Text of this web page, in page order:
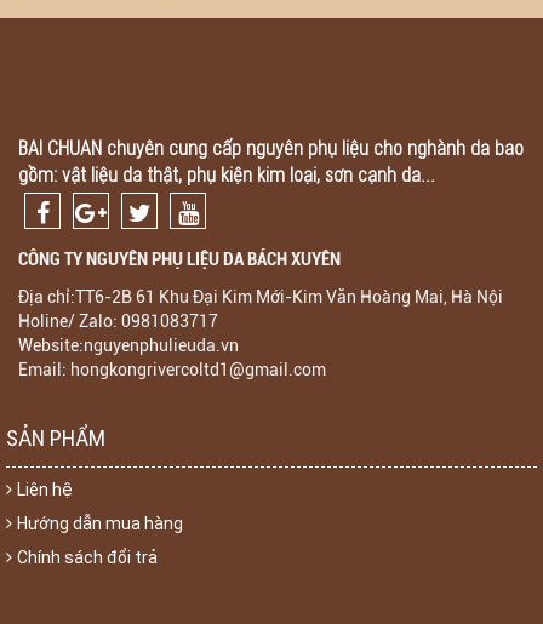
BAI CHUAN chuyên cung cấp nguyên phụ liệu cho nghành da bao
gồm: vật liệu da thật, phụ kiện kim loại, sơn cạnh da...
CÔNG TY NGUYÊN PHỤ LIỆU DA BÁCH XUYÊN
Địa chỉ:TT6-2B 61 Khu Đại Kim Mới-Kim Văn Hoàng Mai, Hà Nội
Holine/ Zalo: 0981083717
Website:nguyenphulieuda.vn
Email: hongkongrivercoltd1@gmail.com
SẢN PHẨM
Liên hệ
Hướng dẫn mua hàng
Chính sách đổi trả